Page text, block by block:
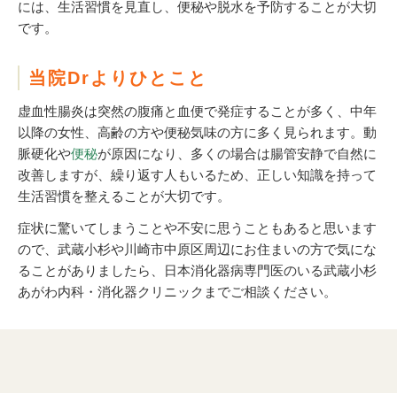
には、生活習慣を見直し、便秘や脱水を予防することが大切
です。
当院Drよりひとこと
虚血性腸炎は突然の腹痛と血便で発症することが多く、中年
以降の女性、高齢の方や便秘気味の方に多く見られます。動
脈硬化や便秘が原因になり、多くの場合は腸管安静で自然に
改善しますが、繰り返す人もいるため、正しい知識を持って
生活習慣を整えることが大切です。
症状に驚いてしまうことや不安に思うこともあると思います
ので、武蔵小杉や川崎市中原区周辺にお住まいの方で気にな
ることがありましたら、日本消化器病専門医のいる武蔵小杉
あがわ内科・消化器クリニックまでご相談ください。